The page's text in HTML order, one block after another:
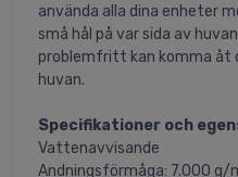
använda alla dina enheter
små hål på var sida av
problemfritt kan komma åt
huvan.
Specifikationer och
Vattenavvisande
Andningsförmåga: 7.000